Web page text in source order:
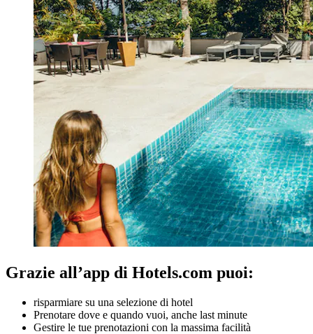
Grazie all’app di Hotels.com puoi:
risparmiare su una selezione di hotel
Prenotare dove e quando vuoi, anche last minute
Gestire le tue prenotazioni con la massima facilità